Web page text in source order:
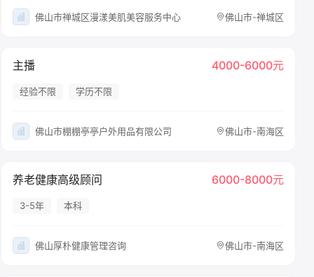
佛山市禅城区漫漾美肌美容服务中心 佛山市-禅城区
主播 4000-6000元
经验不限 学历不限
佛山市棚棚亭亭户外用品有限公司 佛山市-南海区
养老健康高级顾问 6000-8000元
3-5年 本科
佛山厚朴健康管理咨询 佛山市-南海区